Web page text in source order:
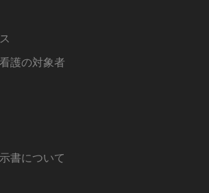
護の対象者
書について